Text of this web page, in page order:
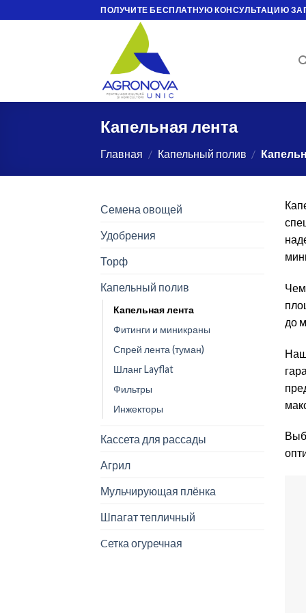
ПОЛУЧИТЕ БЕСПЛАТНУЮ КОНСУЛЬТАЦИЮ
Капельная лента
Главная / Капельный полив /
Семена овощей
Удобрения
Торф
Капельный полив
Капельная лента
Фитинги и миникраны
Спрей лента (туман)
Шланг Layflat
Фильтры
Инжекторы
Кассета для рассады
Агрил
Мульчирующая плёнка
Шпагат тепличный
Cетка огуречная
Чем
до